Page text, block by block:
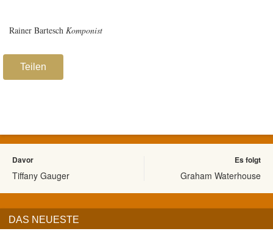
Rainer Bartesch Komponist
Teilen
Davor
Tiffany Gauger
Es folgt
Graham Waterhouse
DAS NEUESTE